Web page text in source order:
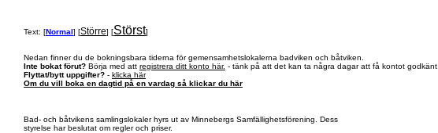
Text: [Normal] [Större] [Störst]
Nedan finner du de bokningsbara tiderna för gemensamhetslokalerna badviken och båtviken.
Inte bokat förut? Börja med att registrera ditt konto här. - tänk på att det kan ta några dagar att få kontot godkänt.
Flyttat/bytt uppgifter? - klicka här
Om du vill boka en dagtid på en vardag så klickar du här
Bad- och båtvikens samlingslokaler hyrs ut av Minnebergs Samfällighetsförening. Dess
styrelse har beslutat om regler och priser.